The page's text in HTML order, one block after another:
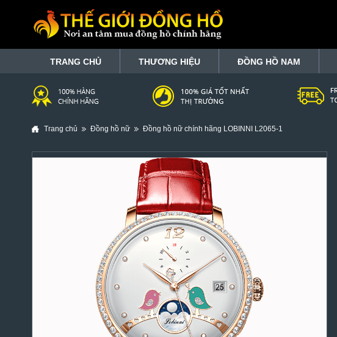
TRANG CHỦ THƯƠNG HIỆU ĐỒNG HỒ NAM
Trang chủ Đồng hồ nữ Đồng hồ nữ chính hãng LOBINNI L2065-1